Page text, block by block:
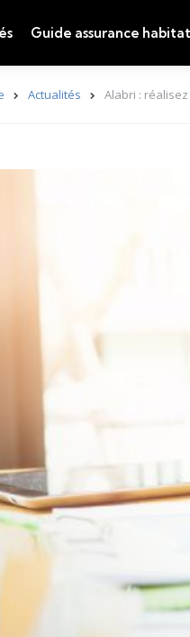
Guide assurance
Actualités Alabri :